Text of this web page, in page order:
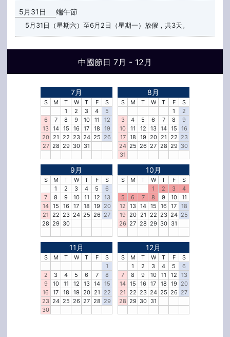
中國節日 7月 - 12月
7月
S M T W T F
S
1
2 3 4
5
6
7 8 9 10 11
12
13
14 15 16 17 18
19
20 21 22 23 24 25 26
27 28 29 30 31
8月
S M T W T F
S
1
2
3
4 5 6 7 8
9
10
11 12 13 14 15
16
17
18 19 20 21 22 23
24 25 26 27 28 29 30
31
9月
S M T W T F
S
1
2 3 4 5
6
7
8 9 10 11 12
13
14 15 16 17 18 19
20
21 22 23 24 25 26 27
28 29 30
10月
S M T W T F
S
1
2 3
4
5
6 7 8 9 10
11
12
13 14 15 16 17
18
19 20 21 22 23 24 25
26 27 28 29 30 31
11月
S M T W T F
S
1
2
3 4 5 6 7
8
9
10 11 12 13 14
15
16
17 18 19 20 21
22
23 24 25 26 27 28 29
30
12月
S M T W T F
S
1
2 3 4 5
6
7
8 9 10 11 12
13
14 15 16 17 18 19
20
21 22 23 24 25 26 27
28 29 30 31
5月31日 端午節
5月31日（星期六）至6月2日（星期一）放假，共3天。